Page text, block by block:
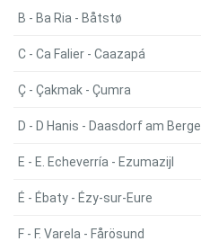
B - Ba Ria - Båtstø
C - Ca Falier - Caazapá
Ç - Çakmak - Çumra
D - D Hanis - Daasdorf am Berge
E - E. Echeverría - Ezumazijl
É - Ébaty - Ézy-sur-Eure
F - F. Varela - Fårösund